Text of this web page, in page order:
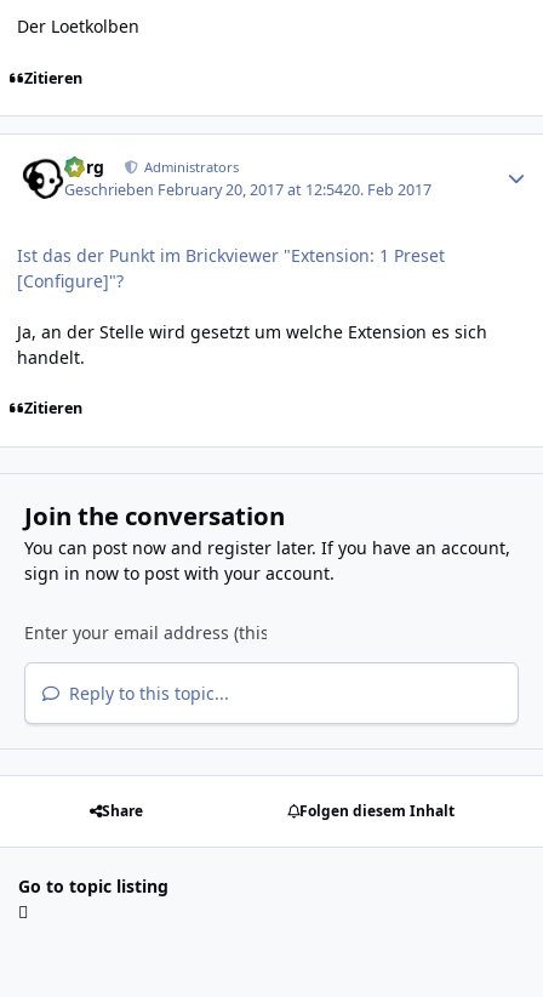
Der Loetkolben
Zitieren
borg Administrators
Geschrieben February 20, 2017 at 12:5420. Feb 2017
Ist das der Punkt im Brickviewer "Extension: 1 Preset
[Configure]"?
Ja, an der Stelle wird gesetzt um welche Extension es sich
handelt.
Zitieren
Join the conversation
You can post now and register later. If you have an account,
sign in nowto post with your account.
Reply to this topic...
Share Folgen diesem Inhalt
Go to topic listing